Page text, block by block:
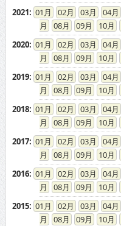
2021: 01 02 03 04
08
09 10
2020: 01 02 03 04
08
09 10
2019: 01 02 03 04
08
09 10
2018: 01 02 03 04
08
09 10
2017: 01 02 03 04
08
09 10
2016: 01 02 03 04
08
09 10
2015: 01 02 03 04
08
09 10